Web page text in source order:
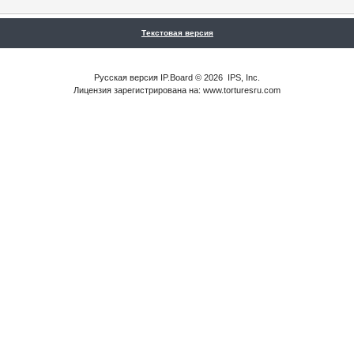
Текстовая версия
Русская версия IP.Board© 2026 IPS, Inc
Лицензия зарегистрирована на: www.torturesru.com